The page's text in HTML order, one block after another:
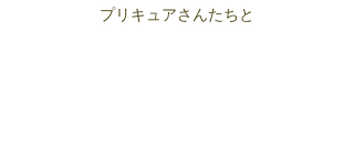
プリキュアさんたちと